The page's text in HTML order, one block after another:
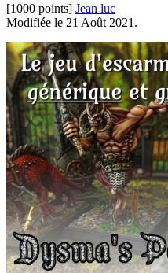
[1000 points] Jean luc
Modifiée le 21 Août 2021.